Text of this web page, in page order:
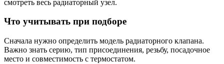
смотреть весь радиаторный узел.
Что учитывать при подборе
Сначала нужно определить модель радиаторного клапана.
Важно знать серию, тип присоединения, резьбу, посадочное
место и совместимость с термостатом.